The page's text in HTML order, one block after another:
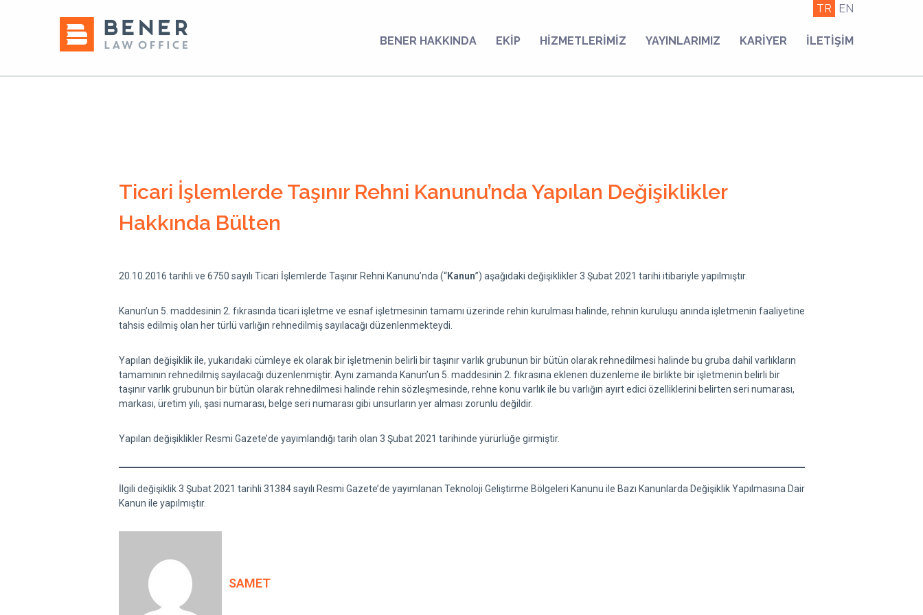
BENER HAKKINDA EKİP HİZMETLERİMİZ YAYINLARIMIZ KARİYER İLETİŞİM
TR EN
Ticari İşlemlerde Taşınır Rehni Kanunu’nda Yapılan Değişiklikler
Hakkında Bülten
20.10.2016 tarihli ve 6750 sayılı Ticari İşlemlerde Taşınır Rehni Kanunu’nda (“Kanun”) aşağıdaki değişiklikler 3 Şubat 2021 tarihi itibariyle yapılmıştır.
Kanun’un 5. maddesinin 2. fıkrasında ticari işletme ve esnaf işletmesinin tamamı üzerinde rehin kurulması halinde, rehnin kuruluşu anında işletmenin faaliyetine
tahsis edilmiş olan her türlü varlığın rehnedilmiş sayılacağı düzenlenmekteydi.
Yapılan değişiklik ile, yukarıdaki cümleye ek olarak bir işletmenin belirli bir taşınır varlık grubunun bir bütün olarak rehnedilmesi halinde bu gruba dahil varlıkların
tamamının rehnedilmiş sayılacağı düzenlenmiştir. Aynı zamanda Kanun’un 5. maddesinin 2. fıkrasına eklenen düzenleme ile birlikte bir işletmenin belirli bir
taşınır varlık grubunun bir bütün olarak rehnedilmesi halinde rehin sözleşmesinde, rehne konu varlık ile bu varlığın ayırt edici özelliklerini belirten seri numarası,
markası, üretim yılı, şasi numarası, belge seri numarası gibi unsurların yer alması zorunlu değildir.
Yapılan değişiklikler Resmi Gazete’de yayımlandığı tarih olan 3 Şubat 2021 tarihinde yürürlüğe girmiştir.
İlgili değişiklik 3 Şubat 2021 tarihli 31384 sayılı Resmi Gazete’de yayımlanan Teknoloji Geliştirme Bölgeleri Kanunu ile Bazı Kanunlarda Değişiklik Yapılmasına Dair
Kanun ile yapılmıştır.
SAMET